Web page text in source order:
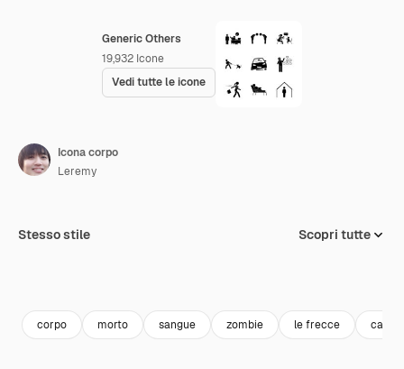
Generic Others
19,932 Icone
Vedi tutte le icone
Icona corpo
Leremy
Stesso stile Scopri tutte
corpo morto sangue zombie le frecce